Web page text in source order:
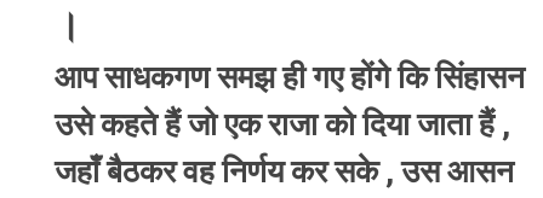
।
आप साधकगण समझ ही गए होंगे कि सिंहासन
उसे कहते हैं जो एक राजा को दिया जाता हैं ,
जहाँ बैठकर वह निर्णय कर सके , उस आसन